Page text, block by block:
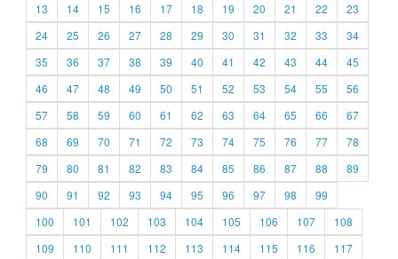
13
14 15 16 17 18 19 20 21 22
23
24
25 26 27 28 29 30 31 32 33
34
35
36 37 38 39 40 41 42 43 44
45
46
47 48 49 50 51 52 53 54 55
56
57
58 59 60 61 62 63 64 65 66
67
68
69 70 71 72 73 74 75 76 77
78
79
80 81 82 83 84 85 86 87 88
89
90
91 92 93 94 95 96 97 98
99
100
101 102 103 104 105 106 107
108
109
110 111 112 113 114 115 116
117